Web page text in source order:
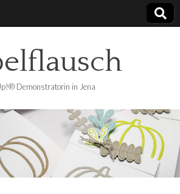
Demonstratorin in Jena